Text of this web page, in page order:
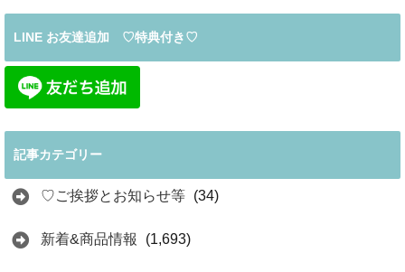
LINE お友達追加 ♡特典付き♡
記事カテゴリー
♡ご挨拶とお知らせ等 (34)
新着&商品情報 (1,693)